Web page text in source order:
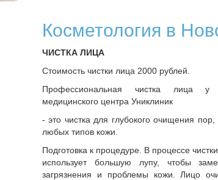
Косметология в
ЧИСТКА ЛИЦА
Стоимость чистки лица 2000 рублей.
Профессиональная чистка лица у
медицинского центра Униклиник
- это чистка для глубокого очищения
любых типов кожи.
Подготовка к процедуре. В процессе
использует большую лупу, чтобы
загрязнения и проблемы кожи. Лицо